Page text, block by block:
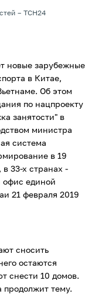
ТСН24
новые зарубежные
в Китае,
Об этом
по нацпроекту
занятости" в
министра
система
в 19
33-х странах -
офис единой
21 февраля 2019
сносить
остаются
снести 10 домов.
продолжит тему.